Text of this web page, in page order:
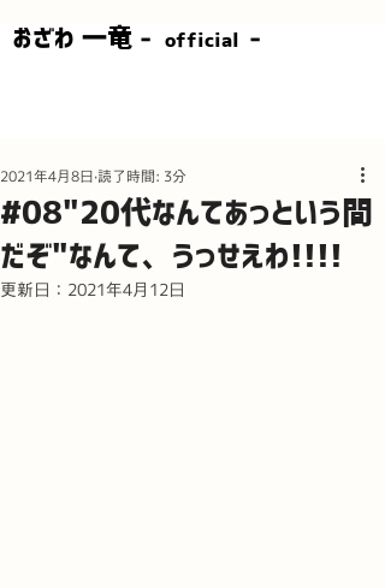
​おざわ 一竜 - official -
#08"20代なんてあっという間
だぞ"なんて、うっせえわ!!!!
2021年4月8日 読了時間: 3分
更新日： 2021年4月12日